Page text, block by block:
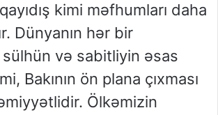
kimi məfhumları daha
Dünyanın hər bir
və sabitliyin əsas
Bakının ön plana çıxması
Ölkəmizin